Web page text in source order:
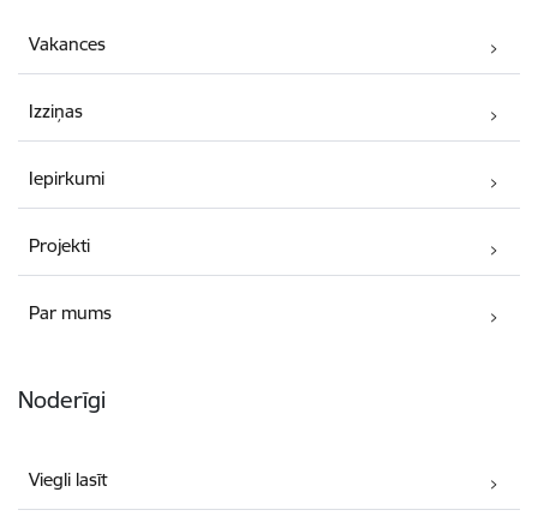
Vakances
Izziņas
Iepirkumi
Projekti
Par mums
Noderīgi
Viegli lasīt